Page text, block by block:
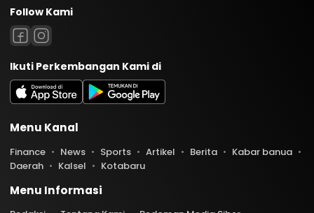
Follow Kami
Ikuti Perkembangan Kami di
Menu Kanal
Finance News Sports Artikel Berita
Kabar banua
Daerah
Kalsel Kotabaru
Menu Informasi